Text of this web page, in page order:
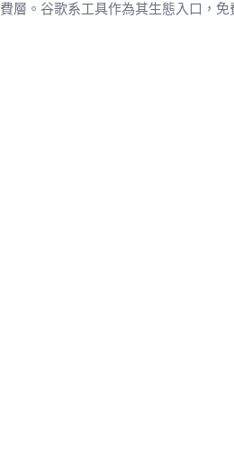
。谷歌系工具作為其生態入口，免